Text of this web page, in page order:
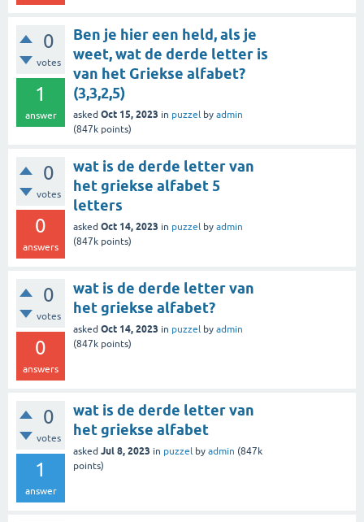
0
votes
1
answer
Ben je hier een held, als je
weet, wat de derde letter is
van het Griekse alfabet?
(3,3,2,5)
asked Oct 15, 2023 in puzzel by admin
(847k points)
0
votes
0
answers
wat is de derde letter van
het griekse alfabet 5
letters
asked Oct 14, 2023 in puzzel by admin
(847k points)
0
votes
0
answers
wat is de derde letter van
het griekse alfabet?
asked Oct 14, 2023 in puzzel by admin
(847k points)
0
votes
1
answer
wat is de derde letter van
het griekse alfabet
asked Jul 8, 2023 in puzzel by admin (847k
points)